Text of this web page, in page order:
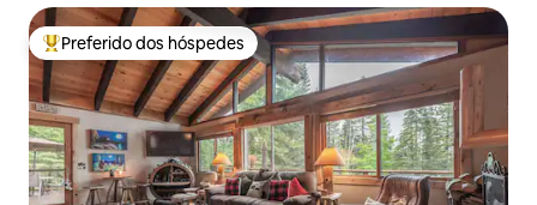
Entre os melhores preferidos dos hóspedes
Preferido dos hóspedes